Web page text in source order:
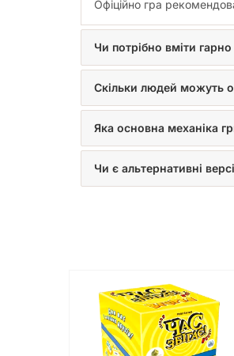
Офіційно гра
Чи потрібно вміти
Скільки людей можуть
Яка основна механіка
Чи є альтернативні